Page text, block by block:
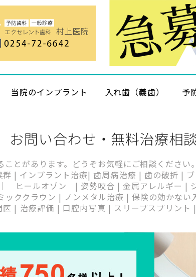
当院のインプラント 入れ歯（義歯） 予
お問い合わせ・無料治療相
とがあります。どうぞお気軽にご相談ください
| インプラント治療| 歯周病治療 | 歯の破折 |
ヒールオゾン | 姿勢咬合 | 金属アレルギー |
ッククラウン | ノンメタル治療 | 保険の効かな
| 治療評価 | 口腔内写真 | スリープスプリン